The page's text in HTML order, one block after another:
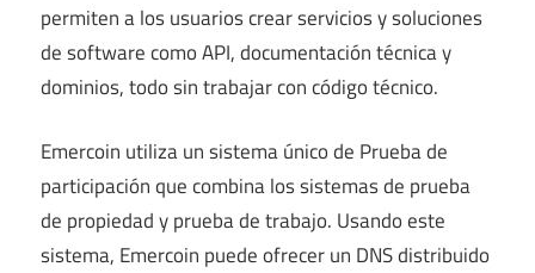
permiten a los usuarios crear servicios y soluciones
de software como API, documentación técnica y
dominios, todo sin trabajar con código técnico.
Emercoin utiliza un sistema único de Prueba de
participación que combina los sistemas de prueba
de propiedad y prueba de trabajo. Usando este
sistema, Emercoin puede ofrecer un DNS distribuido